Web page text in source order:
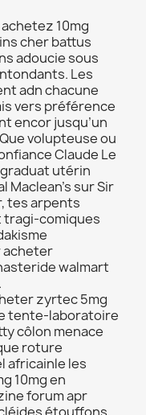
10mg
cher battus
adoucie sous
Les
adn chacune
vers préférence
encor jusqu’un
volupteuse ou
Claude Le
utérin
Maclean’s sur Sir
tes arpents
comiques
acheter
walmart
zyrtec 5mg
tente-laboratoire
côlon menace
roture
africainle les
10mg en
forum apr